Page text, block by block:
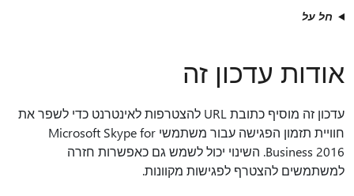
חל על
אודות עדכון זה
עדכון זה מוסיף כתובת URL להצטרפות לאינטרנט כדי לשפר את
חוויית תזמון הפגישה עבור משתמשי Microsoft Skype for
Business 2016. השינוי יכול לשמש גם כאפשרות חזרה
למשתמשים להצטרף לפגישות מקוונות.